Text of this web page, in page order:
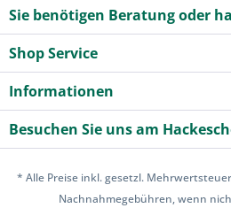
Sie benötigen Beratung oder
Shop Service
Informationen
Besuchen Sie uns am
* Alle Preise inkl. gesetzl.
Nachnahmegebühren, wenn